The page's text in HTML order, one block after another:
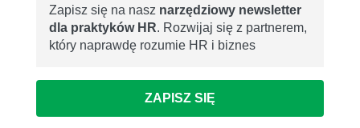
Zapisz się na nasz narzędziowy newsletter
dla praktyków HR. Rozwijaj się z partnerem,
który naprawdę rozumie HR i biznes
ZAPISZ SIĘ